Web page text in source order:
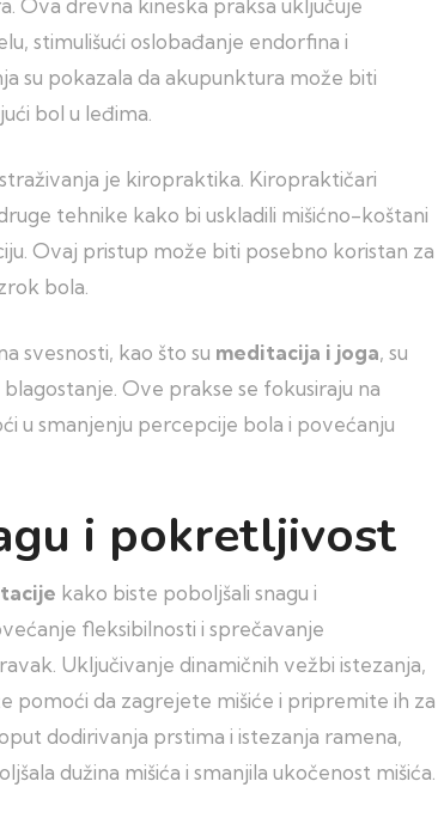
Ova drevna kineska praksa uključuje
stimulišući oslobađanje endorfina i
su pokazala da akupunktura može biti
bol u leđima.
je kiropraktika. Kiropraktičari
tehnike kako bi uskladili mišićno-koštani
Ovaj pristup može biti posebno koristan za
bola.
svesnosti, kao što su meditacija i joga, su
Ove prakse se fokusiraju na
u smanjenju percepcije bola i povećanju
i pokretljivost
kako biste poboljšali snagu i
fleksibilnosti i sprečavanje
Uključivanje dinamičnih vežbi istezanja,
pomoći da zagrejete mišiće i pripremite ih za
dodirivanja prstima i istezanja ramena,
dužina mišića i smanjila ukočenost mišića.